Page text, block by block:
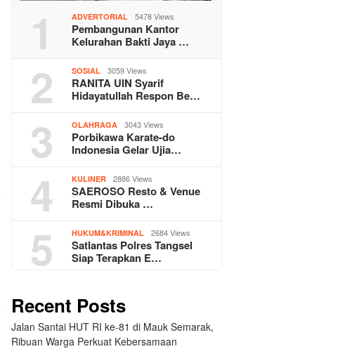
1 ADVERTORIAL 5478 Views
Pembangunan Kantor
Kelurahan Bakti Jaya …
2 SOSIAL 3059 Views
RANITA UIN Syarif
Hidayatullah Respon Be…
3 OLAHRAGA 3043 Views
Porbikawa Karate-do
Indonesia Gelar Ujia…
4 KULINER 2886 Views
SAEROSO Resto & Venue
Resmi Dibuka …
5 HUKUM&KRIMINAL 2684 Views
Satlantas Polres Tangsel
Siap Terapkan E…
Recent Posts
Jalan Santai HUT RI ke-81 di Mauk Semarak,
Ribuan Warga Perkuat Kebersamaan